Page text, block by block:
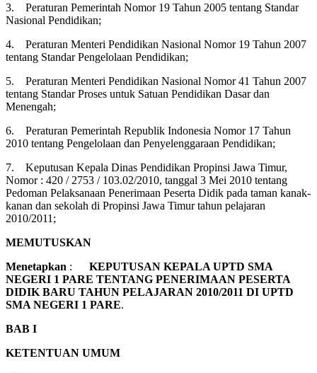
3. Peraturan Pemerintah Nomor 19 Tahun 2005 tentang Standar
Nasional Pendidikan;
4. Peraturan Menteri Pendidikan Nasional Nomor 19 Tahun 2007
tentang Standar Pengelolaan Pendidikan;
5. Peraturan Menteri Pendidikan Nasional Nomor 41 Tahun 2007
tentang Standar Proses untuk Satuan Pendidikan Dasar dan
Menengah;
6. Peraturan Pemerintah Republik Indonesia Nomor 17 Tahun
2010 tentang Pengelolaan dan Penyelenggaraan Pendidikan;
7. Keputusan Kepala Dinas Pendidikan Propinsi Jawa Timur,
Nomor : 420 / 2753 / 103.02/2010, tanggal 3 Mei 2010 tentang
Pedoman Pelaksanaan Penerimaan Peserta Didik pada taman kanak-
kanan dan sekolah di Propinsi Jawa Timur tahun pelajaran
2010/2011;
MEMUTUSKAN
Menetapkan : KEPUTUSAN KEPALA UPTD SMA
NEGERI 1 PARE TENTANG PENERIMAAN PESERTA
DIDIK BARU TAHUN PELAJARAN 2010/2011 DI UPTD
SMA NEGERI 1 PARE.
BAB I
KETENTUAN UMUM